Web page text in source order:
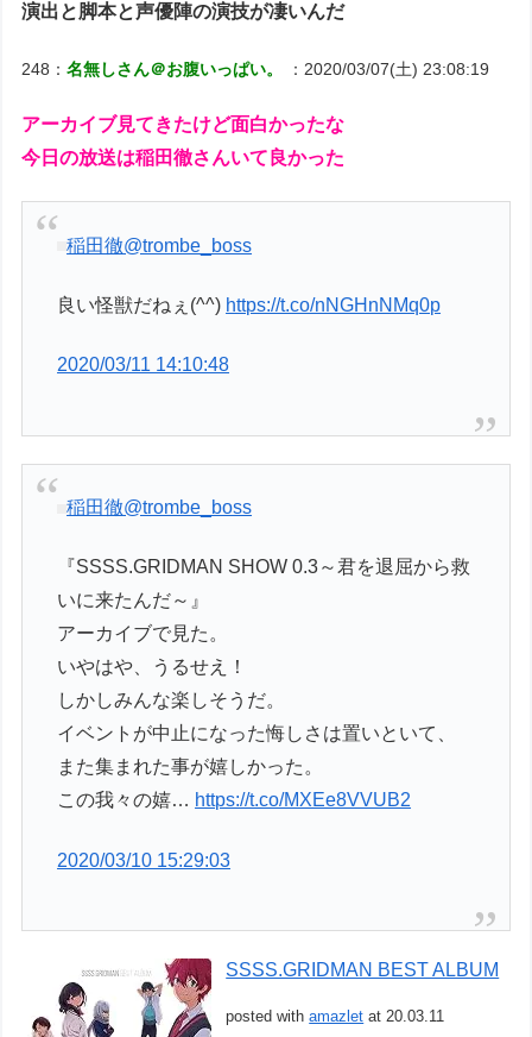
演出と脚本と声優陣の演技が凄いんだ
248：名無しさん＠お腹いっぱい。 ：2020/03/07(土) 23:08:19
アーカイブ見てきたけど面白かったな
今日の放送は稲田徹さんいて良かった
稲田徹@trombe_boss
良い怪獣だねぇ(^^) https://t.co/nNGHnNMq0p
2020/03/11 14:10:48
稲田徹@trombe_boss
『SSSS.GRIDMAN SHOW 0.3～君を退屈から救
いに来たんだ～』
アーカイブで見た。
いやはや、うるせえ！
しかしみんな楽しそうだ。
イベントが中止になった悔しさは置いといて、
また集まれた事が嬉しかった。
この我々の嬉… https://t.co/MXEe8VVUB2
2020/03/10 15:29:03
SSSS.GRIDMAN BEST ALBUM
posted withamazlet at 20.03.11